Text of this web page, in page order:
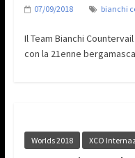
07/09/2018 bianchi
Il Team Bianchi
con la 21enne
Worlds 2018 XCO